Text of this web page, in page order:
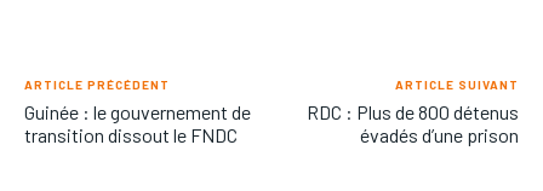
ARTICLE PRÉCÉDENT
Guinée : le gouvernement de
transition dissout le FNDC
ARTICLE SUIVANT
RDC : Plus de 800 détenus
évadés d’une prison